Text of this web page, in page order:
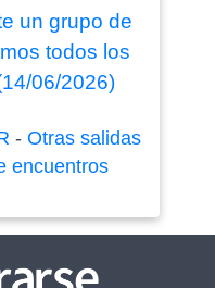
un grupo de
todos los
06/2026)
- Otras salidas
encuentros